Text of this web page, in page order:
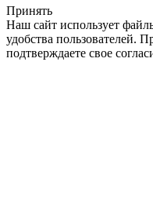
Принять
Наш сайт использует
удобства пользователей.
подтверждаете свое